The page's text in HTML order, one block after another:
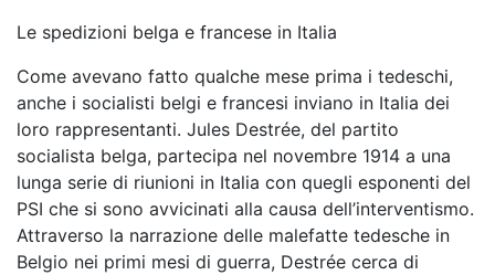
Le spedizioni belga e francese in Italia
Come avevano fatto qualche mese prima i tedeschi,
anche i socialisti belgi e francesi inviano in Italia dei
loro rappresentanti. Jules Destrée, del partito
socialista belga, partecipa nel novembre 1914 a una
lunga serie di riunioni in Italia con quegli esponenti del
PSI che si sono avvicinati alla causa dell’interventismo.
Attraverso la narrazione delle malefatte tedesche in
Belgio nei primi mesi di guerra, Destrée cerca di